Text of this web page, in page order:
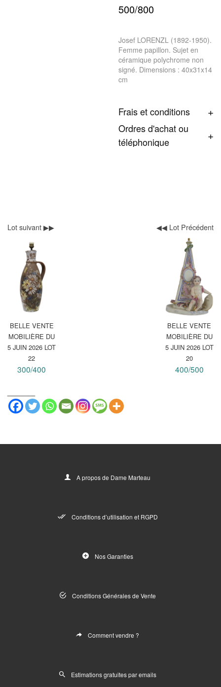
500/800
Josef LORENZL (1892-1950).
Femme papillon. Sujet en
céramique polychrome non
signé. Dimensions : 40x31x14
cm
Frais et conditions
Ordres d'achat ou
téléphonique
Lot suivant ▶▶
BELLE VENTE
MOBILIÈRE DU
5 JUIN 2026 LOT
22
300/400
◀◀ Lot Précédent
BELLE VENTE
MOBILIÈRE DU
5 JUIN 2026 LOT
20
400/500
A propos de Dame Marteau
Conditions d’utilisation et RGPD
Nos Garanties
Conditions Générales de Vente
Comment vendre ?
Estimations gratuites par emails